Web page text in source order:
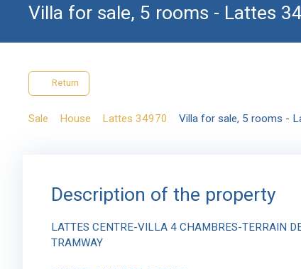
Villa for sale, 5 rooms - Lattes
Return
Sale House Lattes 34970 Villa for sale, 5 rooms -
Description of the property
LATTES CENTRE-VILLA 4 CHAMBRES-TERRAIN
TRAMWAY